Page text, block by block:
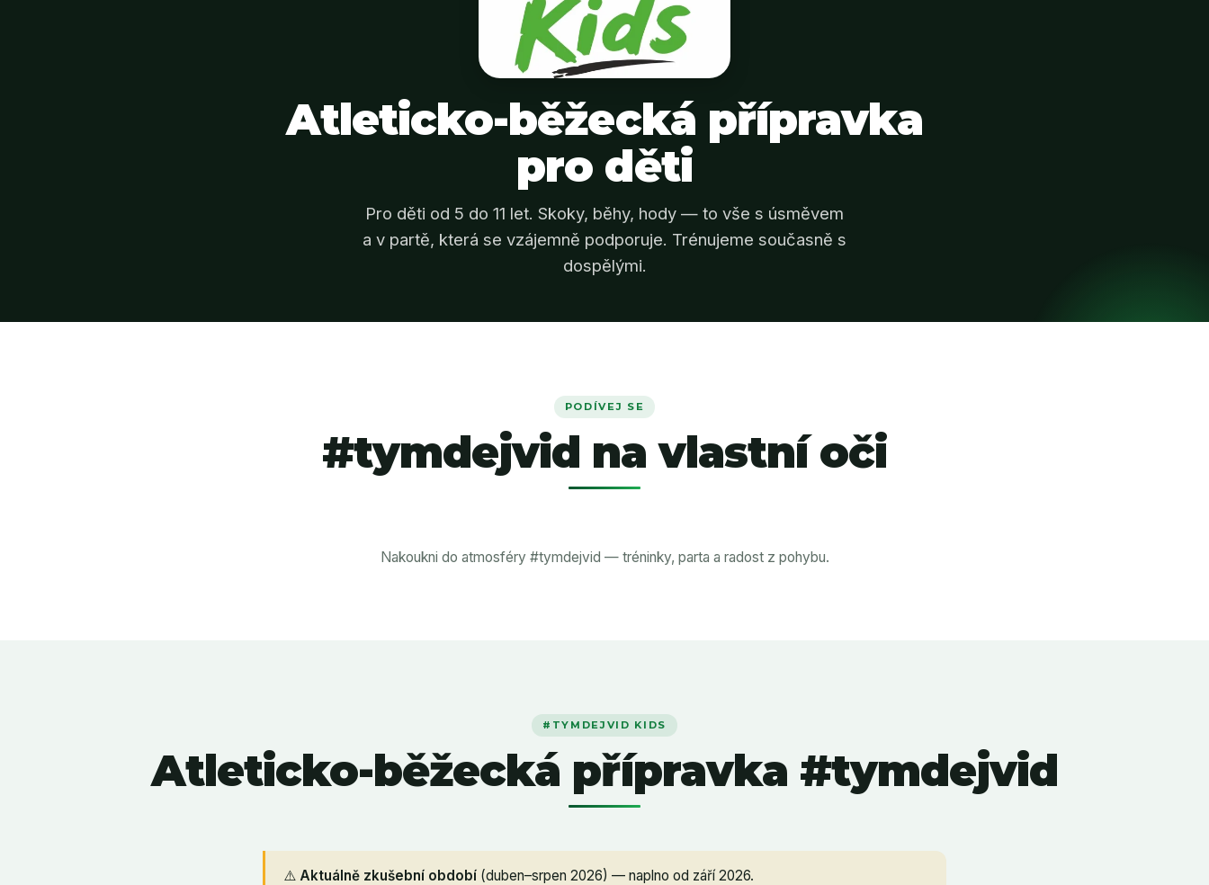
Atleticko-běžecká přípravka
pro děti
Pro děti od 5 do 11 let. Skoky, běhy, hody — to vše s úsměvem
a v partě, která se vzájemně podporuje. Trénujeme současně s
dospělými.
PODÍVEJ SE
#tymdejvid na vlastní oči
Nakoukni do atmosféry #tymdejvid — tréninky, parta a radost z pohybu.
#TYMDEJVID KIDS
Atleticko-běžecká přípravka #tymdejvid
⚠️ Aktuálně zkušební období (duben–srpen 2026) — naplno od září 2026.